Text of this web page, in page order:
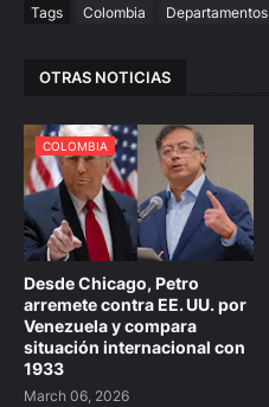
Tags Colombia Departamentos
OTRAS NOTICIAS
COLOMBIA
Desde Chicago, Petro
arremete contra EE. UU. por
Venezuela y compara
situación internacional con
1933
March 06, 2026